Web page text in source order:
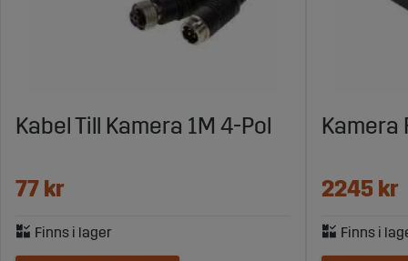
Kabel Till Kamera 1M 4-Pol
77 kr
Kamera
2245 kr